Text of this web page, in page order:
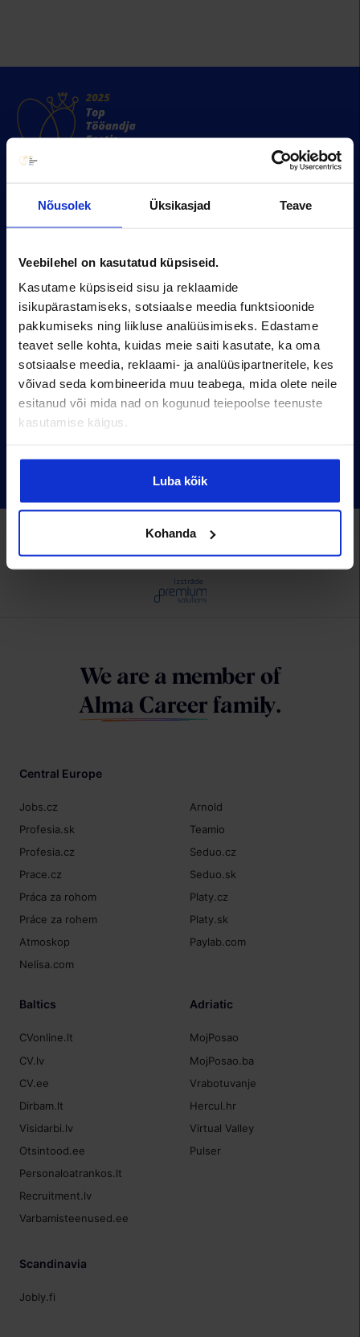
Nõusolek Üksikasjad Teave
Veebilehel on kasutatud küpsiseid.
Kasutame küpsiseid sisu ja reklaamide
isikupärastamiseks, sotsiaalse meedia funktsioonide
pakkumiseks ning liikluse analüüsimiseks. Edastame
teavet selle kohta, kuidas meie saiti kasutate, ka oma
sotsiaalse meedia, reklaami- ja analüüsipartneritele, kes
võivad seda kombineerida muu teabega, mida olete neile
esitanud või mida nad on kogunud teiepoolse teenuste
kasutamise käigus.
Luba kõik
Kohanda
Arhiiv
Kasutustingimused
Pärnu mnt 158/1, 11317, Tallinn
+372 6990 555
turundus@cv.ee
Eesti
teenused.cv.ee
otsintööd.ee cvonline.varbamisteenused.ee
Izstrāde
We are a member of
Alma Career family.
Central Europe
Jobs.cz
Profesia.sk
Profesia.cz
Prace.cz
Práca za rohom
Práce za rohem
Atmoskop
Nelisa.com
Arnold
Teamio
Seduo.cz
Seduo.sk
Platy.cz
Platy.sk
Paylab.com
Baltics
CVonline.lt
CV.lv
CV.ee
Dirbam.lt
Visidarbi.lv
Otsintood.ee
Personaloatrankos.lt
Recruitment.lv
Varbamisteenused.ee
Adriatic
MojPosao
MojPosao.ba
Vrabotuvanje
Hercul.hr
Virtual Valley
Pulser
Scandinavia
Jobly.fi